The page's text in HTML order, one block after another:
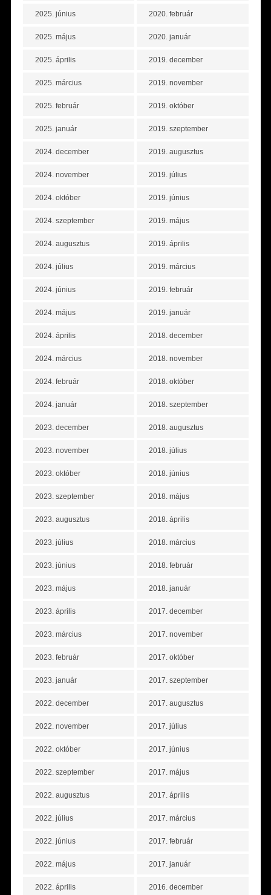
2025. június
2025. május
2025. április
2025. március
2025. február
2025. január
2024. december
2024. november
2024. október
2024. szeptember
2024. augusztus
2024. július
2024. június
2024. május
2024. április
2024. március
2024. február
2024. január
2023. december
2023. november
2023. október
2023. szeptember
2023. augusztus
2023. július
2023. június
2023. május
2023. április
2023. március
2023. február
2023. január
2022. december
2022. november
2022. október
2022. szeptember
2022. augusztus
2022. július
2022. június
2022. május
2022. április
2020. február
2020. január
2019. december
2019. november
2019. október
2019. szeptember
2019. augusztus
2019. július
2019. június
2019. május
2019. április
2019. március
2019. február
2019. január
2018. december
2018. november
2018. október
2018. szeptember
2018. augusztus
2018. július
2018. június
2018. május
2018. április
2018. március
2018. február
2018. január
2017. december
2017. november
2017. október
2017. szeptember
2017. augusztus
2017. július
2017. június
2017. május
2017. április
2017. március
2017. február
2017. január
2016. december